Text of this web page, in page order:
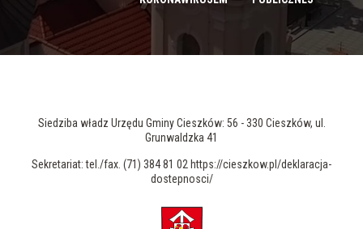
Siedziba władz Urzędu Gminy Cieszków: 56 - 330 Cieszków, ul.
Grunwaldzka 41
Sekretariat: tel./fax. (71) 384 81 02 https://cieszkow.pl/deklaracja-
dostepnosci/